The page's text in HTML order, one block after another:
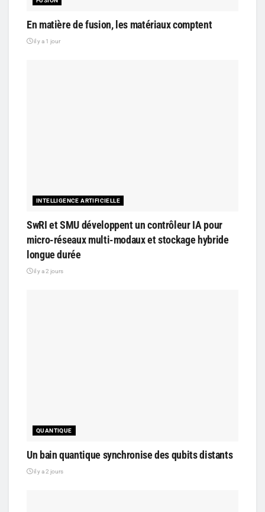
En matière de fusion, les matériaux comptent
il y a 1 jour
INTELLIGENCE ARTIFICIELLE
SwRI et SMU développent un contrôleur IA pour
micro-réseaux multi-modaux et stockage hybride
longue durée
il y a 2 jours
QUANTIQUE
Un bain quantique synchronise des qubits distants
il y a 2 jours